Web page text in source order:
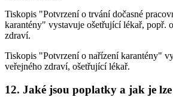
Tiskopis "Potvrzení o trvání dočasné
karantény" vystavuje ošetřující lékař, popř.
zdraví.
Tiskopis "Potvrzení o nařízení karantény"
veřejného zdraví, ošetřující lékař.
12. Jaké jsou poplatky a jak je